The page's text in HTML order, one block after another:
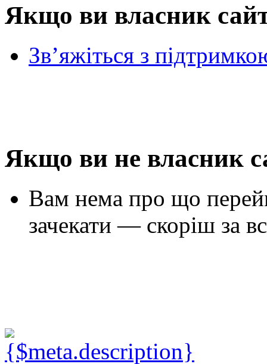
Якщо ви власник
Зв’яжіться з
Якщо ви не власник
Вам нема про що
зачекати — скоріш за